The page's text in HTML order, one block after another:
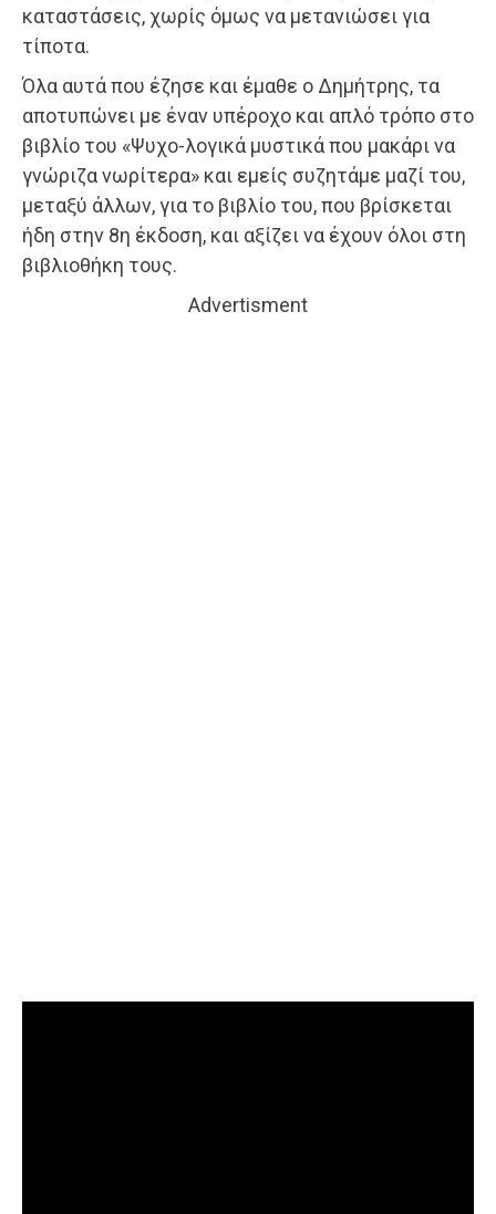
καταστάσεις, χωρίς όμως να μετανιώσει για
τίποτα.
Όλα αυτά που έζησε και έμαθε ο Δημήτρης, τα
αποτυπώνει με έναν υπέροχο και απλό τρόπο στο
βιβλίο του «Ψυχο-λογικά μυστικά που μακάρι να
γνώριζα νωρίτερα» και εμείς συζητάμε μαζί του,
μεταξύ άλλων, για το βιβλίο του, που βρίσκεται
ήδη στην 8η έκδοση, και αξίζει να έχουν όλοι στη
βιβλιοθήκη τους.
Advertisment